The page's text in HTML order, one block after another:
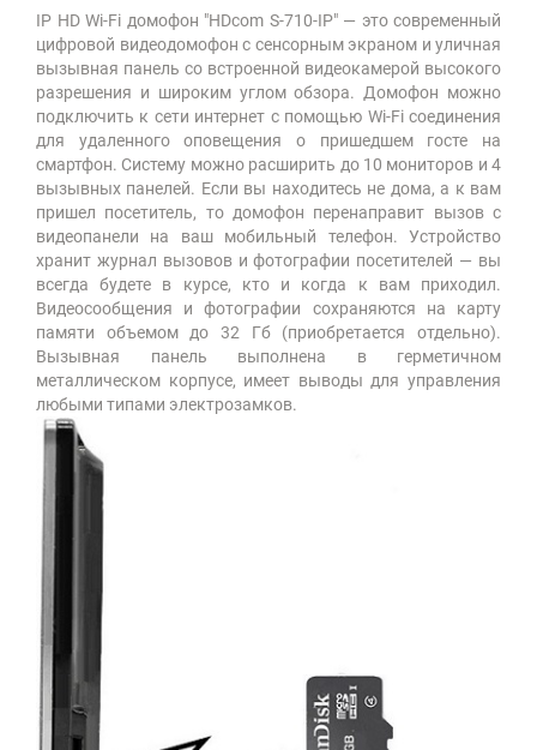
IP HD Wi-Fi домофон "HDcom S-710-IP" — это современный
цифровой видеодомофон с сенсорным экраном и уличная
вызывная панель со встроенной видеокамерой высокого
разрешения и широким углом обзора. Домофон можно
подключить к сети интернет с помощью Wi-Fi соединения
для удаленного оповещения о пришедшем госте на
смартфон. Систему можно расширить до 10 мониторов и 4
вызывных панелей. Если вы находитесь не дома, а к вам
пришел посетитель, то домофон перенаправит вызов с
видеопанели на ваш мобильный телефон. Устройство
хранит журнал вызовов и фотографии посетителей — вы
всегда будете в курсе, кто и когда к вам приходил.
Видеосообщения и фотографии сохраняются на карту
памяти объемом до 32 Гб (приобретается отдельно).
Вызывная панель выполнена в герметичном
металлическом корпусе, имеет выводы для управления
любыми типами электрозамков.